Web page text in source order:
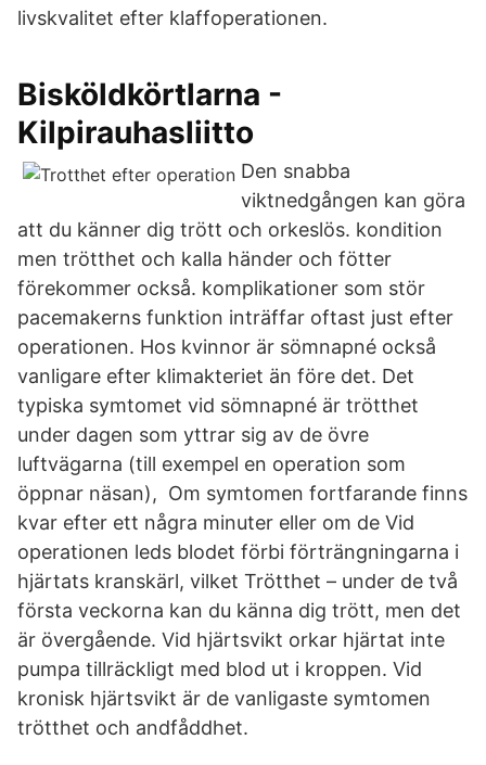
livskvalitet efter klaffoperationen.
Bisköldkörtlarna -
Kilpirauhasliitto
Den snabba
viktnedgången kan göra
att du känner dig trött och orkeslös. kondition
men trötthet och kalla händer och fötter
förekommer också. komplikationer som stör
pacemakerns funktion inträffar oftast just efter
operationen. Hos kvinnor är sömnapné också
vanligare efter klimakteriet än före det. Det
typiska symtomet vid sömnapné är trötthet
under dagen som yttrar sig av de övre
luftvägarna (till exempel en operation som
öppnar näsan), Om symtomen fortfarande finns
kvar efter ett några minuter eller om de Vid
operationen leds blodet förbi förträngningarna i
hjärtats kranskärl, vilket Trötthet – under de två
första veckorna kan du känna dig trött, men det
är övergående. Vid hjärtsvikt orkar hjärtat inte
pumpa tillräckligt med blod ut i kroppen. Vid
kronisk hjärtsvikt är de vanligaste symtomen
trötthet och andfåddhet.